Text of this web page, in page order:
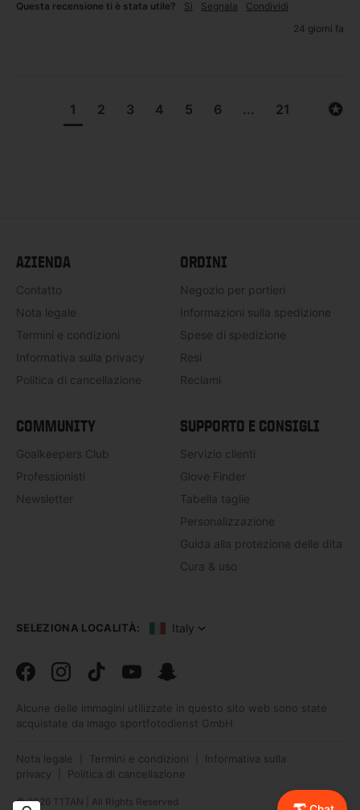
Questa recensione ti è stata utile? Sì Segnala
Condividi
24 giorni fa
1 2 3 4 5 6 ... 21
AZIENDA
Contatto
Nota legale
Termini e condizioni
Informativa sulla privacy
Politica di cancellazione
ORDINI
Negozio per portieri
Informazioni sulla spedizione
Spese di spedizione
Resi
Reclami
COMMUNITY
Goalkeepers Club
Professionisti
Newsletter
SUPPORTO E CONSIGLI
Servizio clienti
Glove Finder
Tabella taglie
Personalizzazione
Guida alla protezione delle dita
Cura & uso
SELEZIONA LOCALITÀ: Italy
Alcune delle immagini utilizzate in questo sito web sono state
acquistate da imago sportfotodienst GmbH
Nota legale Termini e condizioni
Informativa sulla
privacy
Politica di cancellazione
© 2026 T1TAN | All Rights Reserved